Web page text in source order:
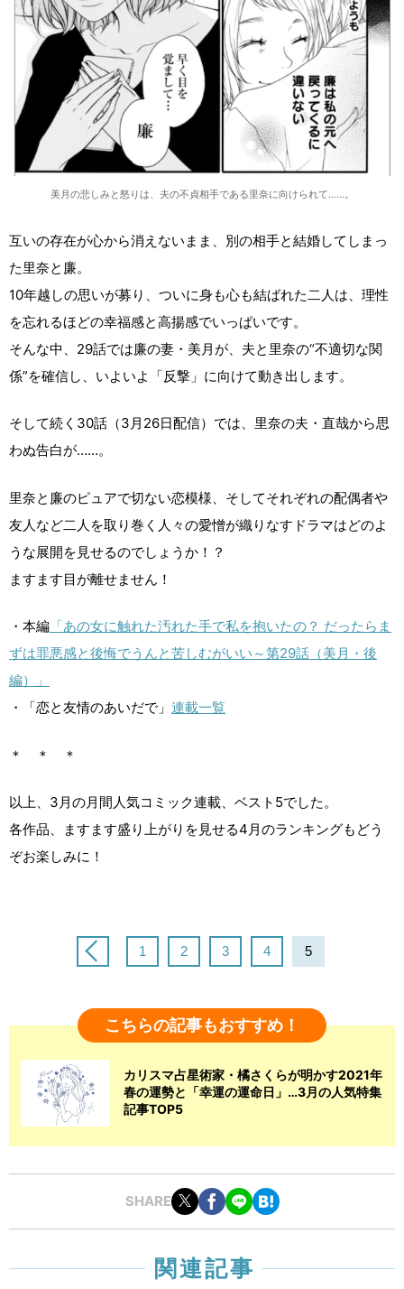
美月の悲しみと怒りは、夫の不貞相手である里奈に向けられて……。
互いの存在が心から消えないまま、別の相手と結婚してしまっ
た里奈と廉。
10年越しの思いが募り、ついに身も心も結ばれた二人は、理性
を忘れるほどの幸福感と高揚感でいっぱいです。
そんな中、29話では廉の妻・美月が、夫と里奈の“不適切な関
係”を確信し、いよいよ「反撃」に向けて動き出します。
そして続く30話（3月26日配信）では、里奈の夫・直哉から思
わぬ告白が……。
里奈と廉のピュアで切ない恋模様、そしてそれぞれの配偶者や
友人など二人を取り巻く人々の愛憎が織りなすドラマはどのよ
うな展開を見せるのでしょうか！？
ますます目が離せません！
・本編 「あの女に触れた汚れた手で私を抱いたの？ だったらま
ずは罪悪感と後悔でうんと苦しむがいい～第29話（美月・後
編）」
・「恋と友情のあいだで」 連載一覧
＊ ＊ ＊
以上、3月の月間人気コミック連載、ベスト5でした。
各作品、ますます盛り上がりを見せる4月のランキングもどう
ぞお楽しみに！
1 2 3 4 5
こちらの記事もおすすめ！
カリスマ占星術家・橘さくらが明かす2021年
春の運勢と「幸運の運命日」…3月の人気特集
記事TOP5
SHARE
関連記事